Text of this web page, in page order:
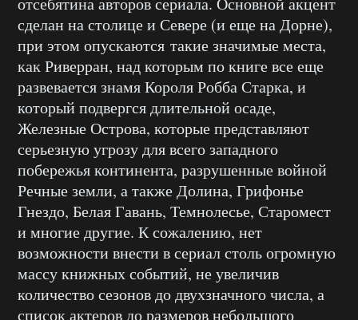
сделан на столице и Севере (и еще на Дорне),
при этом опускаются такие значимые места,
как Риверран, над которым по книге все еще
развевается знамя Короля Робба Старка, и
который подвергся длительной осаде,
Железные Острова, которые представляют
серьезную угрозу для всего западного
побережья континента, разрушенные войной
Речные земли, а также Долина, Грифонье
Гнездо, Белая Гавань, Темнолесье, Старомест
и многие другие. К сожалению, нет
возможности внести в сериал столь огромную
массу книжных событий, не увеличив
количество сезонов до двухзначного числа, а
список актеров до размеров небольшого